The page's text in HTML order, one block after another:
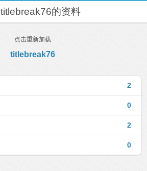
titlebreak76的资料
点击重新加载
titlebreak76
2
0
2
0